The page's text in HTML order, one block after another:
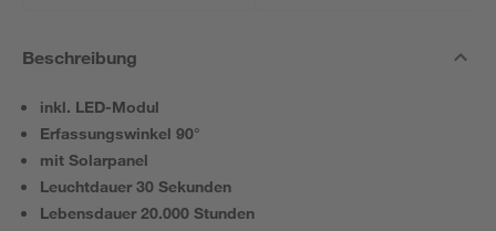
Beschreibung
inkl. LED-Modul
Erfassungswinkel 90°
mit Solarpanel
Leuchtdauer 30 Sekunden
Lebensdauer 20.000 Stunden